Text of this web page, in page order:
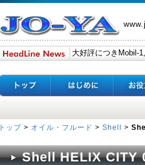
トップ > オイル・フルード > Shell >
Shell HELIX CITY